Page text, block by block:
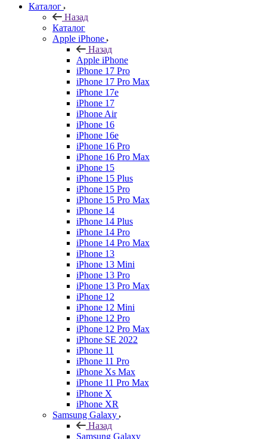
Каталог
Назад
Каталог
Apple iPhone
Назад
Apple iPhone
iPhone 17 Pro
iPhone 17 Pro Max
iPhone 17e
iPhone 17
iPhone Air
iPhone 16
iPhone 16e
iPhone 16 Pro
iPhone 16 Pro Max
iPhone 15
iPhone 15 Plus
iPhone 15 Pro
iPhone 15 Pro Max
iPhone 14
iPhone 14 Plus
iPhone 14 Pro
iPhone 14 Pro Max
iPhone 13
iPhone 13 Mini
iPhone 13 Pro
iPhone 13 Pro Max
iPhone 12
iPhone 12 Mini
iPhone 12 Pro
iPhone 12 Pro Max
iPhone SE 2022
iPhone 11
iPhone 11 Pro
iPhone Xs Max
iPhone 11 Pro Max
iPhone X
iPhone XR
Samsung Galaxy
Назад
Samsung Galaxy